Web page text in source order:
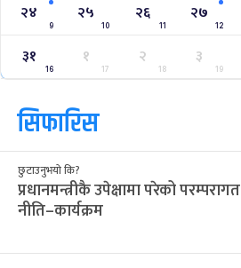
२४
9
२५
10
२६
11
२७
12
३१
16
१
17
२
18
३
19
सिफारिस
छुटाउनुभयो कि?
प्रधानमन्त्रीकै उपेक्षामा परेको परम्परागत
नीति–कार्यक्रम